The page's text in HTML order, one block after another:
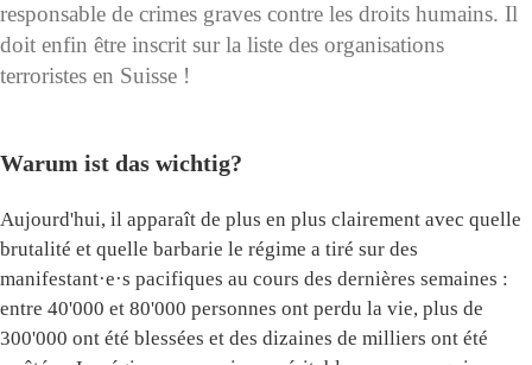
responsable de crimes graves contre les droits humains. Il
doit enfin être inscrit sur la liste des organisations
terroristes en Suisse !
Warum ist das wichtig?
Aujourd'hui, il apparaît de plus en plus clairement avec quelle
brutalité et quelle barbarie le régime a tiré sur des
manifestant·e·s pacifiques au cours des dernières semaines :
entre 40'000 et 80'000 personnes ont perdu la vie, plus de
300'000 ont été blessées et des dizaines de milliers ont été